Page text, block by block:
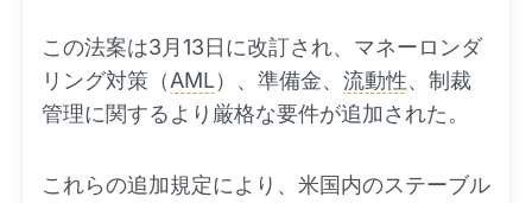
この法案は3月13日に改訂され、マネーロンダ
リング対策（AML）、準備金、 流動性、制裁
管理に関するより厳格な要件が追加された。
これらの追加規定により、米国内のステーブル